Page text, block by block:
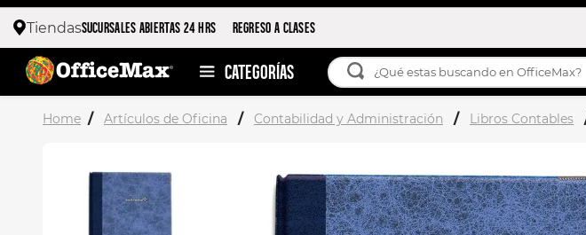
TiendasSUCURSALES ABIERTAS 24 HRS REGRESO A CLASES
¿Qué estas buscando en OfficeMax?
Artículos de Oficina Contabilidad y Administración Libros Contables
3.
stitch
4.
flores